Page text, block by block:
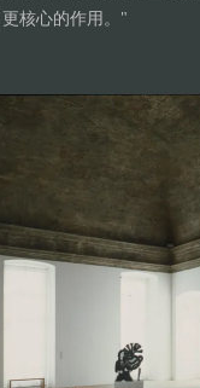
核心的作用。"